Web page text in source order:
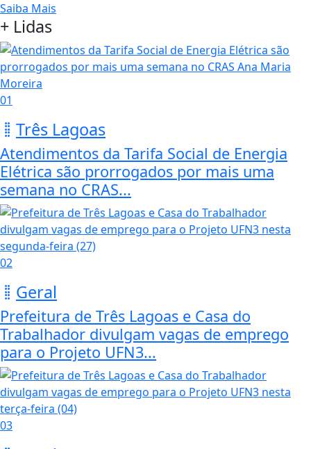
Saiba Mais
+ Lidas
01
Três Lagoas
Atendimentos da Tarifa Social de Energia
Elétrica são prorrogados por mais uma
semana no CRAS...
02
Geral
Prefeitura de Três Lagoas e Casa do
Trabalhador divulgam vagas de emprego
para o Projeto UFN3...
03